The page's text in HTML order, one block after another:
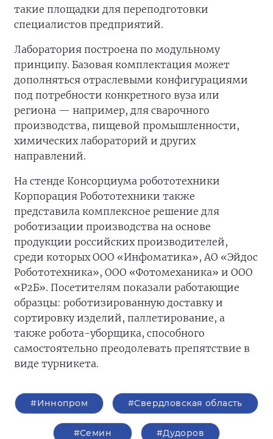
такие площадки для переподготовки
специалистов предприятий.
Лаборатория построена по модульному
принципу. Базовая комплектация может
дополняться отраслевыми конфигурациями
под потребности конкретного вуза или
региона — например, для сварочного
производства, пищевой промышленности,
химических лабораторий и других
направлений.
На стенде Консорциума робототехники
Корпорация Робототехники также
представила комплексное решение для
роботизации производства на основе
продукции российских производителей,
среди которых ООО «Инфоматика», АО «Эйдос
Робототехника», ООО «Фотомеханика» и ООО
«Р2Б». Посетителям показали работающие
образцы: роботизированную доставку и
сортировку изделий, паллетирование, а
также робота-уборщика, способного
самостоятельно преодолевать препятствие в
виде турникета.
#Иннопром #Свердловская область
#Семин #Дудоров